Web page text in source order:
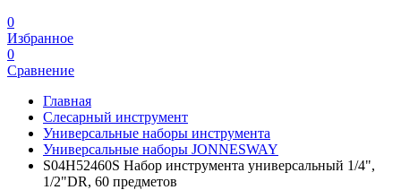
0
Избранное
0
Сравнение
Главная
Слесарный инструмент
Универсальные наборы инструмента
Универсальные наборы JONNESWAY
S04H52460S Набор инструмента универсальный 1/4",
1/2"DR, 60 предметов